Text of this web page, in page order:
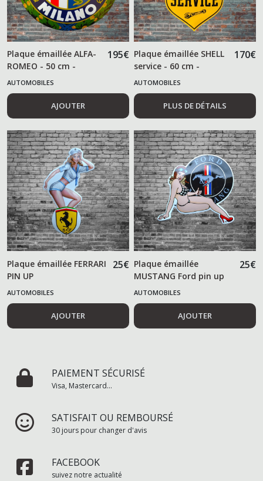
Plaque émaillée ALFA-
ROMEO - 50 cm -
195€
AUTOMOBILES
AJOUTER
Plaque émaillée SHELL
service - 60 cm -
170€
AUTOMOBILES
PLUS DE DÉTAILS
Plaque émaillée FERRARI
PIN UP
25€
AUTOMOBILES
AJOUTER
Plaque émaillée
MUSTANG Ford pin up
25€
AUTOMOBILES
AJOUTER
PAIEMENT SÉCURISÉ
Visa, Mastercard...
SATISFAIT OU REMBOURSÉ
30 jours pour changer d'avis
FACEBOOK
suivez notre actualité